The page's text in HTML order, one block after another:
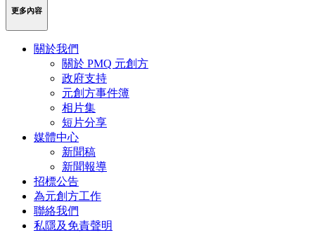
更多內容
關於我們
關於 PMQ 元創方
政府支持
元創方事件簿
相片集
短片分享
媒體中心
新聞稿
新聞報導
招標公告
為元創方工作
聯絡我們
私隱及免責聲明